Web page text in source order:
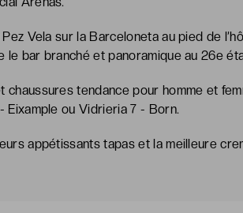
Vela sur la Barceloneta au pied de
le bar branché et panoramique au 26e
tendance pour homme et
Eixample ou Vidrieria 7 - Born.
appétissants tapas et la meilleure